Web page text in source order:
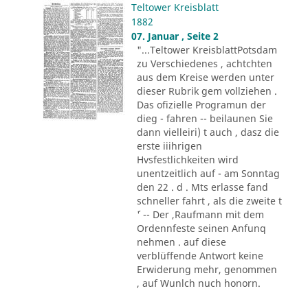
Teltower Kreisblatt
1882
07. Januar , Seite 2
"...Teltower KreisblattPotsdam
zu Verschiedenes , achtchten
aus dem Kreise werden unter
dieser Rubrik gem vollziehen .
Das ofizielle Programun der
dieg - fahren -- beilaunen Sie
dann vielleiri) t auch , dasz die
erste iiihrigen
Hvsfestlichkeiten wird
unentzeitlich auf - am Sonntag
den 22 . d . Mts erlasse fand
schneller fahrt , als die zweite t
´' -- Der ,Raufmann mit dem
Ordennfeste seinen Anfunq
nehmen . auf diese
verblüffende Antwort keine
Erwiderung mehr, genommen
, auf Wunlch nuch honorn.